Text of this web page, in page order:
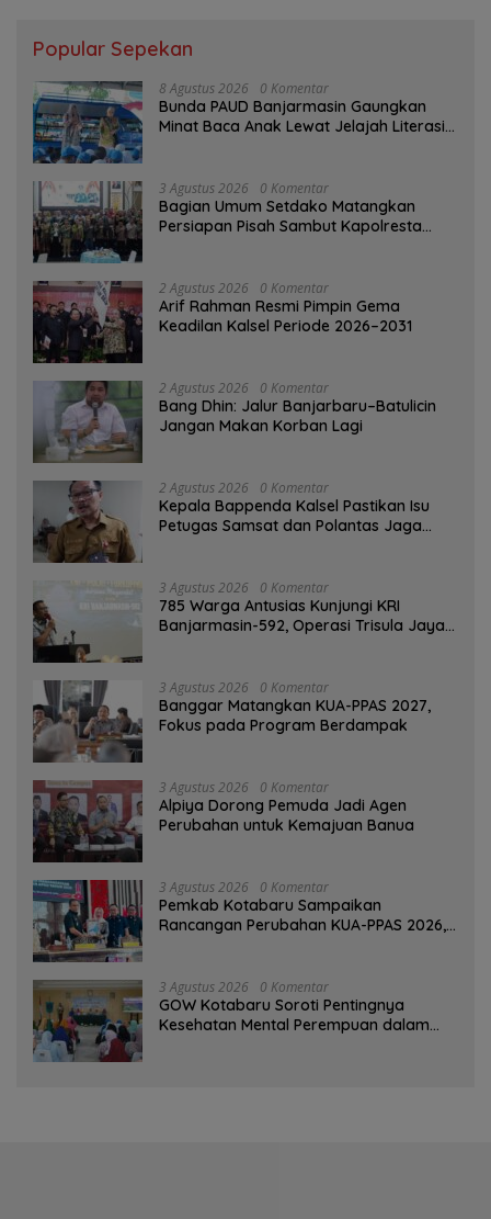
Popular Sepekan
8 Agustus 2026 0 Komentar
Bunda PAUD Banjarmasin Gaungkan
Minat Baca Anak Lewat Jelajah Literasi
3 Agustus 2026 0 Komentar
Bagian Umum Setdako Matangkan
Persiapan Pisah Sambut Kapolresta
2 Agustus 2026 0 Komentar
Arif Rahman Resmi Pimpin Gema
Keadilan Kalsel Periode 2026–2031
2 Agustus 2026 0 Komentar
Bang Dhin: Jalur Banjarbaru–Batulicin
Jangan Makan Korban Lagi
2 Agustus 2026 0 Komentar
Kepala Bappenda Kalsel Pastikan Isu
Petugas Samsat dan Polantas Jaga
3 Agustus 2026 0 Komentar
785 Warga Antusias Kunjungi KRI
Banjarmasin-592, Operasi Trisula Jaya
3 Agustus 2026 0 Komentar
‎Banggar Matangkan KUA-PPAS 2027,
Fokus pada Program Berdampak
3 Agustus 2026 0 Komentar
‎Alpiya Dorong Pemuda Jadi Agen
Perubahan untuk Kemajuan Banua ‎
3 Agustus 2026 0 Komentar
Pemkab Kotabaru Sampaikan
Rancangan Perubahan KUA-PPAS 2026,
3 Agustus 2026 0 Komentar
GOW Kotabaru Soroti Pentingnya
Kesehatan Mental Perempuan dalam